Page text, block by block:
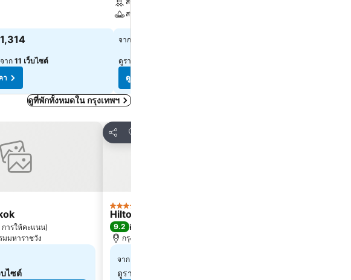
าก 11 เว็บไซต์
า
สปา
จาก
ดูราคาจาก
ดูราคา
ดูที่พักทั้งหมดใน กรุงเทพฯ
รโปรด
การให้คะแนน)
มมหาราชวัง
บไซต์
แชร์
เพิ่มในรายการโปรด
4 ดาว
Hilton Garden Inn Bangkok Riverside
9.2 ดีเลิศ
กรุงเทพฯ, 1.7 km ถึง ตัวเมือง
จาก
ดูราคาจาก